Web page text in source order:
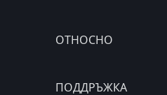
ОТНОСНО
ПОДДРЪЖКА